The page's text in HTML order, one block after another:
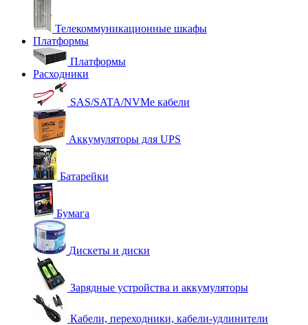
Телекоммуникационные шкафы
Платформы
Платформы
Расходники
SAS/SATA/NVMe кабели
Аккумуляторы для UPS
Батарейки
Бумага
Дискеты и диски
Зарядные устройства и аккумуляторы
Кабели, переходники, кабели-удлинители